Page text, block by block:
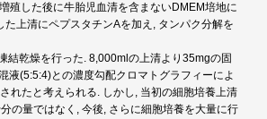
殖した後に牛胎児血清を含まないDMEM培地に
上清にペプスタチンAを加え, タンパク分解を
結乾燥を行った. 8,000mlの上清より35mgの固
液(5:5:4)との濃度勾配クロマトグラフィーによ
れたと考えられる. しかし, 当初の細胞培養上清
の量ではなく, 今後, さらに細胞培養を大量に行